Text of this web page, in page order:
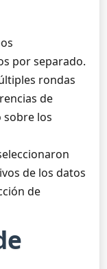
por separado.
rondas
de
sobre los
de los datos
de